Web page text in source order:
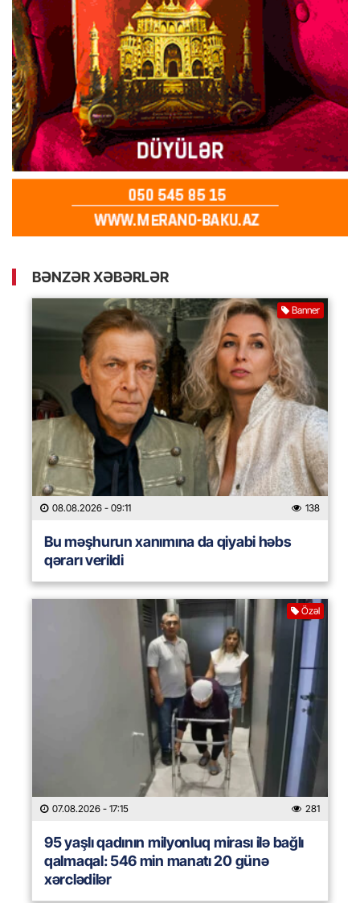
BƏNZƏR XƏBƏRLƏR
Banner
08.08.2026 - 09:11 138
Bu məşhurun xanımına da qiyabi həbs
qərarı verildi
Özəl
07.08.2026 - 17:15 281
95 yaşlı qadının milyonluq mirası ilə bağlı
qalmaqal: 546 min manatı 20 günə
xərclədilər